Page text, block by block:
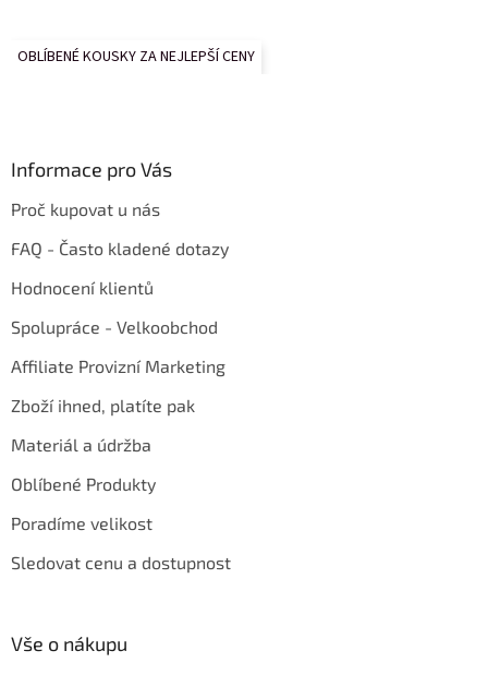
OBLÍBENÉ KOUSKY ZA NEJLEPŠÍ CENY
Informace pro Vás
Proč kupovat u nás
FAQ - Často kladené dotazy
Hodnocení klientů
Spolupráce - Velkoobchod
Affiliate Provizní Marketing
Zboží ihned, platíte pak
Materiál a údržba
Oblíbené Produkty
Poradíme velikost
Sledovat cenu a dostupnost
Vše o nákupu